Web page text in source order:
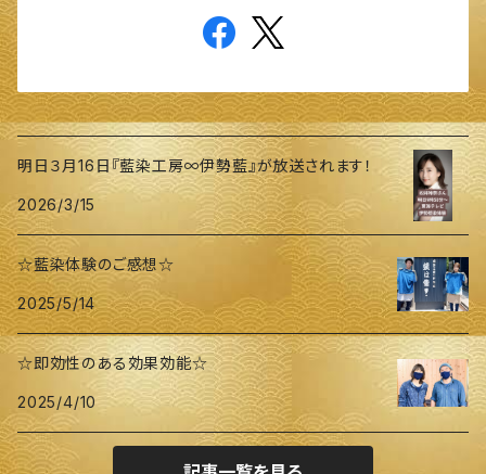
明日３月16日『藍染工房∞伊勢藍』が放送されます！
2026/3/15
☆藍染体験のご感想☆
2025/5/14
☆即効性のある効果効能☆
2025/4/10